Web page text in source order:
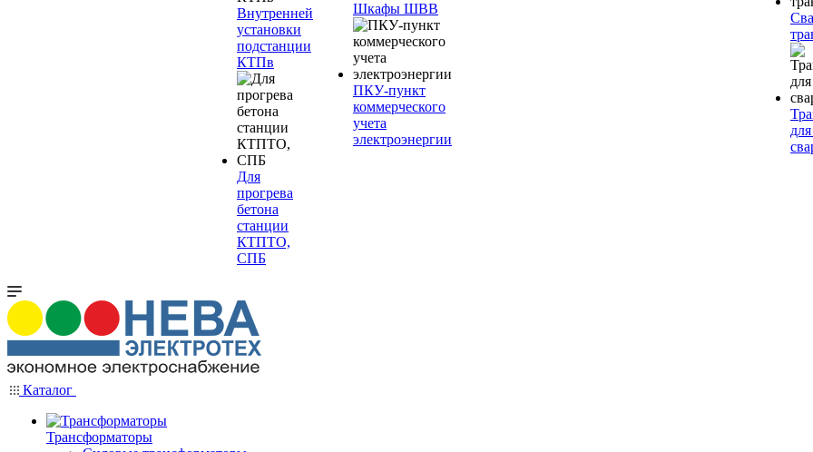
Внутренней
установки
подстанции
КТПв
Для
прогрева
бетона
станции
КТПТО,
СПБ
Шкафы ШВВ
ПКУ-пункт
коммерческого
учета
электроэнергии
Каталог
Трансформаторы